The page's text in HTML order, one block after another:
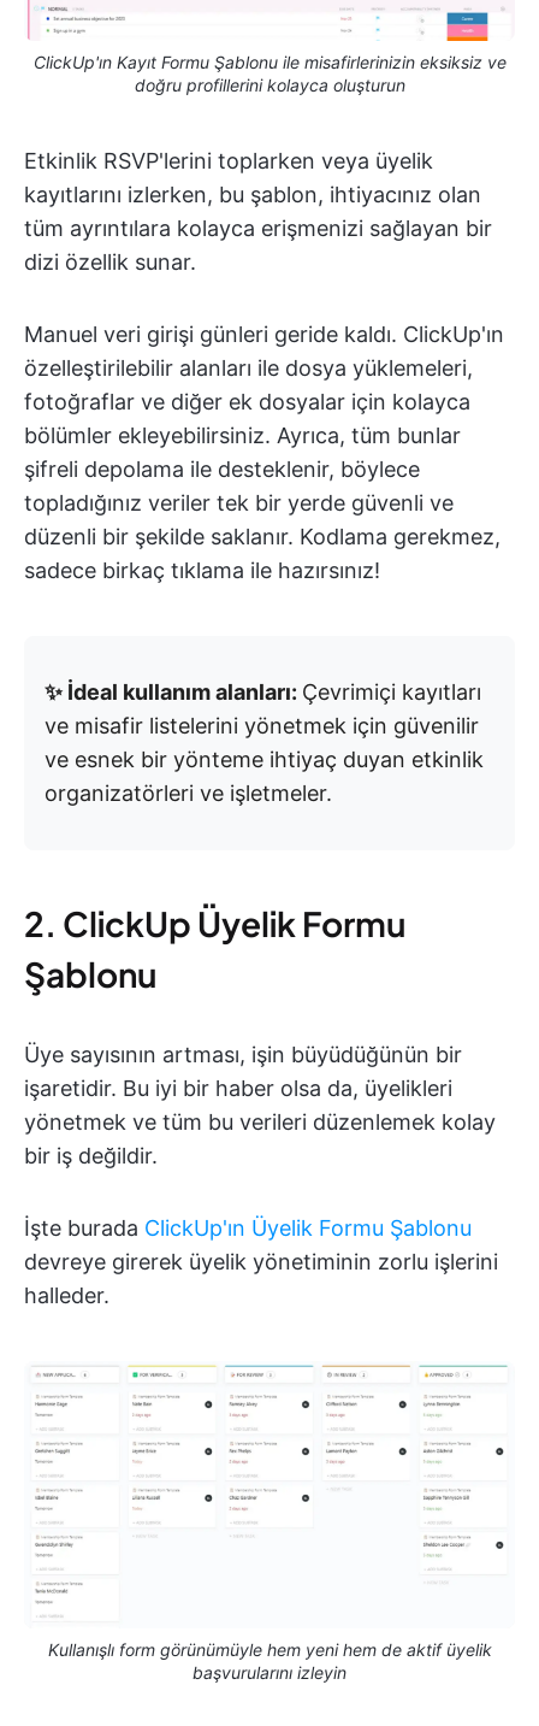
ClickUp'ın Kayıt Formu Şablonu ile misafirlerinizin eksiksiz ve
doğru profillerini kolayca oluşturun
Etkinlik RSVP'lerini toplarken veya üyelik
kayıtlarını izlerken, bu şablon, ihtiyacınız olan
tüm ayrıntılara kolayca erişmenizi sağlayan bir
dizi özellik sunar.
Manuel veri girişi günleri geride kaldı. ClickUp'ın
özelleştirilebilir alanları ile dosya yüklemeleri,
fotoğraflar ve diğer ek dosyalar için kolayca
bölümler ekleyebilirsiniz. Ayrıca, tüm bunlar
şifreli depolama ile desteklenir, böylece
topladığınız veriler tek bir yerde güvenli ve
düzenli bir şekilde saklanır. Kodlama gerekmez,
sadece birkaç tıklama ile hazırsınız!
✨ İdeal kullanım alanları: Çevrimiçi kayıtları
ve misafir listelerini yönetmek için güvenilir
ve esnek bir yönteme ihtiyaç duyan etkinlik
organizatörleri ve işletmeler.
2. ClickUp Üyelik Formu
Şablonu
Üye sayısının artması, işin büyüdüğünün bir
işaretidir. Bu iyi bir haber olsa da, üyelikleri
yönetmek ve tüm bu verileri düzenlemek kolay
bir iş değildir.
İşte burada ClickUp'ın Üyelik Formu Şablonu
devreye girerek üyelik yönetiminin zorlu işlerini
halleder.
Kullanışlı form görünümüyle hem yeni hem de aktif üyelik
başvurularını izleyin